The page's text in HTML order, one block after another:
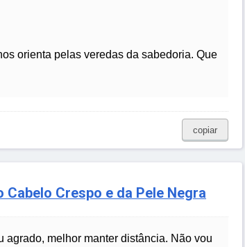
orienta pelas veredas da sabedoria. Que
copiar
Crespo e da Pele Negra
agrado, melhor manter distância. Não vou